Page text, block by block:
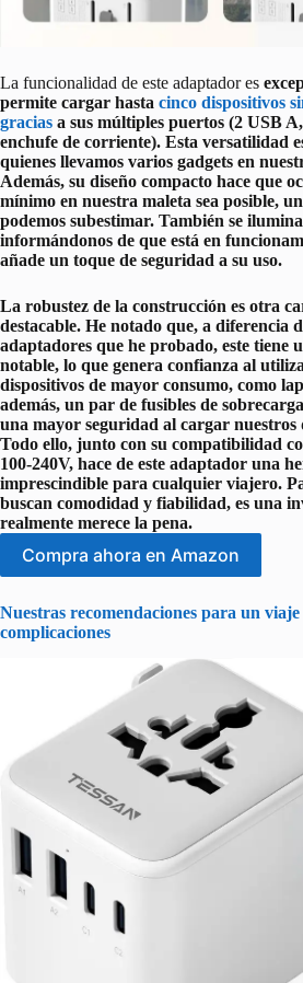
La funcionalidad de este adaptador es
permite cargar hasta cinco dispositivos
gracias a sus múltiples puertos (2 USB
enchufe de corriente). Esta versatilidad
quienes llevamos varios gadgets en
Además, su diseño compacto hace que
mínimo en nuestra maleta sea posible,
podemos subestimar. También se
informándonos de que está en
añade un toque de seguridad a su uso.
La robustez de la construcción es otra
destacable. He notado que, a diferencia
adaptadores que he probado, este tiene
notable, lo que genera confianza al
dispositivos de mayor consumo, como
además, un par de fusibles de sobrecarga
una mayor seguridad al cargar nuestros
Todo ello, junto con su compatibilidad
100-240V, hace de este adaptador una
imprescindible para cualquier viajero.
buscan comodidad y fiabilidad, es una
realmente merece la pena.
Compra ahora en Amazon
Nuestras recomendaciones para un viaje
complicaciones